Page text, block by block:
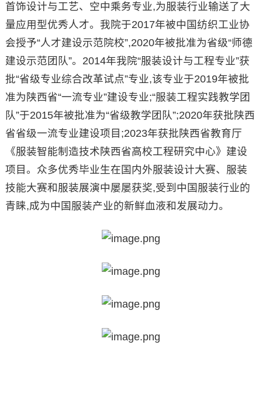
首饰设计与工艺、空中乘务专业,为服装行业输送了大
量应用型优秀人才。我院于2017年被中国纺织工业协
会授予“人才建设示范院校”,2020年被批准为省级“师德
建设示范团队”。2014年我院“服装设计与工程专业”获
批“省级专业综合改革试点”专业,该专业于2019年被批
准为陕西省“一流专业”建设专业;“服装工程实践教学团
队”于2015年被批准为“省级教学团队”;2020年获批陕西
省省级一流专业建设项目;2023年获批陕西省教育厅
《服装智能制造技术陕西省高校工程研究中心》建设
项目。众多优秀毕业生在国内外服装设计大赛、服装
技能大赛和服装展演中屡屡获奖,受到中国服装行业的
青睐,成为中国服装产业的新鲜血液和发展动力。